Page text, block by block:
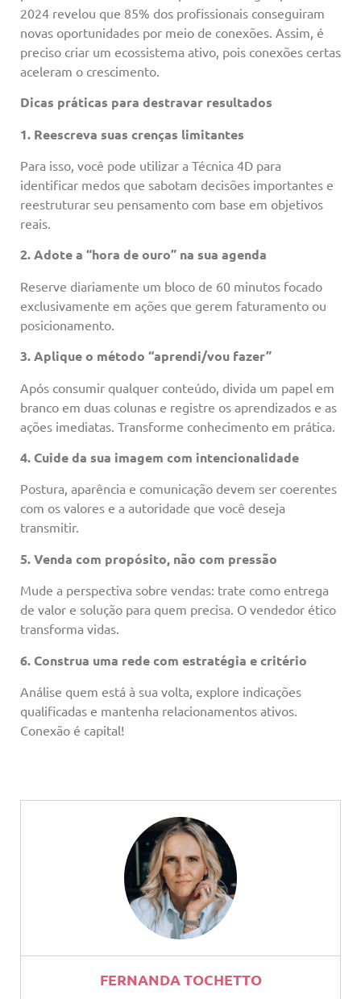
2024 revelou que 85% dos profissionais conseguiram
novas oportunidades por meio de conexões. Assim, é
preciso criar um ecossistema ativo, pois conexões certas
aceleram o crescimento.
Dicas práticas para destravar resultados
1. Reescreva suas crenças limitantes
Para isso, você pode utilizar a Técnica 4D para
identificar medos que sabotam decisões importantes e
reestruturar seu pensamento com base em objetivos
reais.
2. Adote a “hora de ouro” na sua agenda
Reserve diariamente um bloco de 60 minutos focado
exclusivamente em ações que gerem faturamento ou
posicionamento.
3. Aplique o método “aprendi/vou fazer”
Após consumir qualquer conteúdo, divida um papel em
branco em duas colunas e registre os aprendizados e as
ações imediatas. Transforme conhecimento em prática.
4. Cuide da sua imagem com intencionalidade
Postura, aparência e comunicação devem ser coerentes
com os valores e a autoridade que você deseja
transmitir.
5. Venda com propósito, não com pressão
Mude a perspectiva sobre vendas: trate como entrega
de valor e solução para quem precisa. O vendedor ético
transforma vidas.
6. Construa uma rede com estratégia e critério
Análise quem está à sua volta, explore indicações
qualificadas e mantenha relacionamentos ativos.
Conexão é capital!
FERNANDA TOCHETTO